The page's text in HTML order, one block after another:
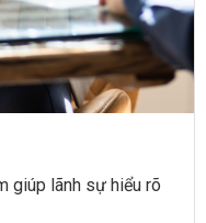
giúp lãnh sự hiểu rõ